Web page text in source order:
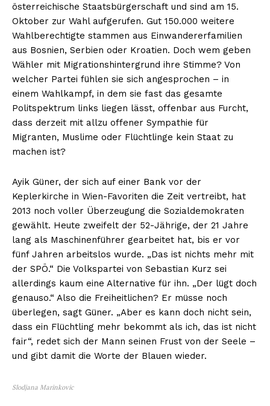
österreichische Staatsbürgerschaft und sind am 15.
Oktober zur Wahl aufgerufen. Gut 150.000 weitere
Wahlberechtigte stammen aus Einwandererfamilien
aus Bosnien, Serbien oder Kroatien. Doch wem geben
Wähler mit Migrationshintergrund ihre Stimme? Von
welcher Partei fühlen sie sich angesprochen – in
einem Wahlkampf, in dem sie fast das gesamte
Politspektrum links liegen lässt, offenbar aus Furcht,
dass derzeit mit allzu offener Sympathie für
Migranten, Muslime oder Flüchtlinge kein Staat zu
machen ist?
Ayik Güner, der sich auf einer Bank vor der
Keplerkirche in Wien-Favoriten die Zeit vertreibt, hat
2013 noch voller Überzeugung die Sozialdemokraten
gewählt. Heute zweifelt der 52-Jährige, der 21 Jahre
lang als Maschinenführer gearbeitet hat, bis er vor
fünf Jahren arbeitslos wurde. „Das ist nichts mehr mit
der SPÖ.“ Die Volkspartei von Sebastian Kurz sei
allerdings kaum eine Alternative für ihn. „Der lügt doch
genauso.“ Also die Freiheitlichen? Er müsse noch
überlegen, sagt Güner. „Aber es kann doch nicht sein,
dass ein Flüchtling mehr bekommt als ich, das ist nicht
fair“, redet sich der Mann seinen Frust von der Seele –
und gibt damit die Worte der Blauen wieder.
Slodjana Marinkovic